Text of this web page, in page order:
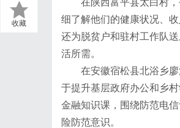
收藏
在陕西富平县太白村，
细了解他们的健康状况、
还为脱贫户和驻村工作队
活所需。
在安徽宿松县北浴乡廖
于提升基层政府办公和乡
金融知识课，围绕防范电
险防范意识。